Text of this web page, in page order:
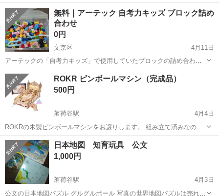
いかがでしょうか? 午後。 未開封ポケモンカード1セット 受付机1セッ
ト 棚3セット 椅子 その他色々 沢山有ります。
東京 文京区 巣鴨駅 パズル ポケモンカード
無料｜アーテック 自考力キッズ ブロック詰め
合わせ
0円
文京区
4月11日
アーテックの「自考力キッズ」で使用していたブロックの詰め合わせ
を無料でお譲りします。 写真に写っているものが全てです。 中古品の
ため、多少の使用感や不足パーツがある可能性がありますので、あら
かじめご了承ください。 ...
東京 文京区 パズル アーテック
ROKR ピンボールマシン（完成品）
500円
茗荷谷駅
4月4日
ROKRの木製ピンボールマシンをお譲りします。 組み立て済みなの
で、すぐに遊べます！ ・組み立て済み ・説明書あり ・外箱なし 「つ
くるんです」で購入した商品で、新品価格は¥24,200です。 動作自体
は問題なく遊べま...
東京 文京区 茗荷谷駅 パズル ピンボール
日本地図 知育玩具 公文
1,000円
茗荷谷駅
4月3日
公文の日本地図パズル グルグルボール 写真の世界地図パズルは売れま